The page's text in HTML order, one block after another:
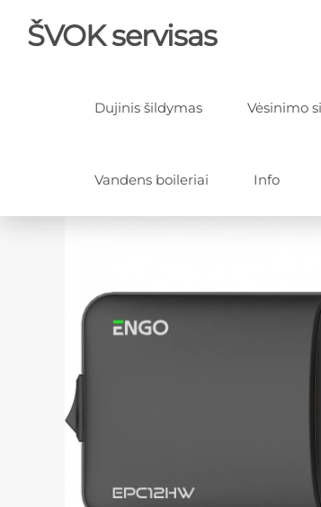
ŠVOK servisas
Dujinis šildymas Vėsinimo
Vandens boileriai Info